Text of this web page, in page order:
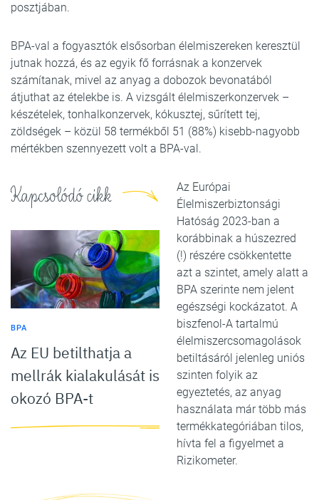
posztjában.
BPA-val a fogyasztók elsősorban élelmiszereken keresztül
jutnak hozzá, és az egyik fő forrásnak a konzervek
számítanak, mivel az anyag a dobozok bevonatából
átjuthat az ételekbe is. A vizsgált élelmiszerkonzervek –
készételek, tonhalkonzervek, kókusztej, sűrített tej,
zöldségek – közül 58 termékből 51 (88%) kisebb-nagyobb
mértékben szennyezett volt a BPA-val.
Kapcsolódó cikk
BPA
Az EU betilthatja a
mellrák kialakulását is
okozó BPA-t
Az Európai
Élelmiszerbiztonsági
Hatóság 2023-ban a
korábbinak a húszezred
(!) részére csökkentette
azt a szintet, amely alatt a
BPA szerinte nem jelent
egészségi kockázatot. A
biszfenol-A tartalmú
élelmiszercsomagolások
betiltásáról jelenleg uniós
szinten folyik az
egyeztetés, az anyag
használata már több más
termékkategóriában tilos,
hívta fel a figyelmet a
Rizikometer.